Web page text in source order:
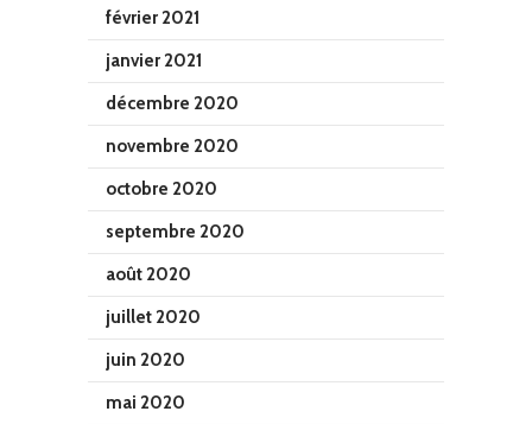
février 2021
janvier 2021
décembre 2020
novembre 2020
octobre 2020
septembre 2020
août 2020
juillet 2020
juin 2020
mai 2020